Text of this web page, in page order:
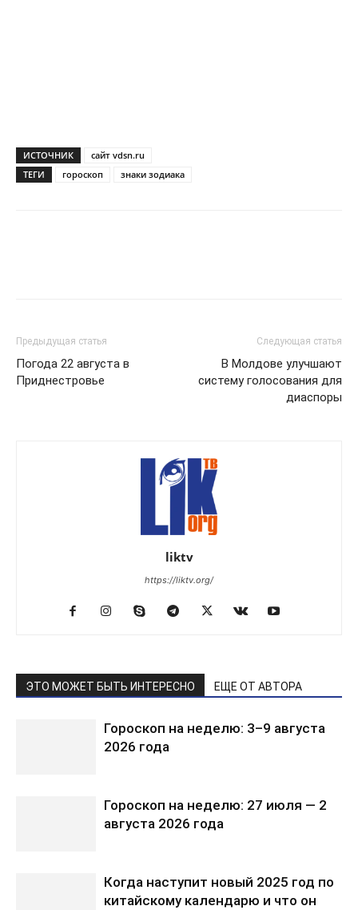
ИСТОЧНИК
сайт vdsn.ru
ТЕГИ
гороскоп знаки зодиака
Предыдущая статья
Погода 22 августа в
Приднестровье
Следующая статья
В Молдове улучшают
систему голосования для
диаспоры
liktv
https://liktv.org/
ЭТО МОЖЕТ БЫТЬ ИНТЕРЕСНО ЕЩЕ ОТ АВТОРА
Гороскоп на неделю: 3–9 августа
2026 года
Гороскоп на неделю: 27 июля — 2
августа 2026 года
Когда наступит новый 2025 год по
китайскому календарю и что он